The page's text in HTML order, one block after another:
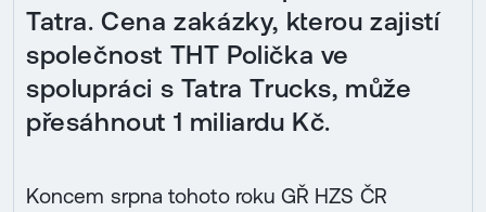
Tatra. Cena zakázky, kterou zajistí
společnost THT Polička ve
spolupráci s Tatra Trucks, může
přesáhnout 1 miliardu Kč.
Koncem srpna tohoto roku GŘ HZS ČR